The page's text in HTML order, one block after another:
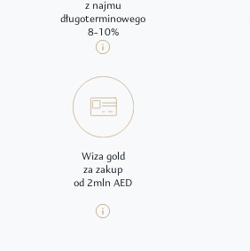
z najmu
długoterminowego
8-10%
Wiza gold
za zakup
od 2mln AED